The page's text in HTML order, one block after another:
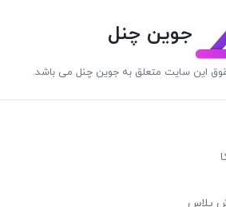
جوین چنل
این سایت متعلق به جوین چنل می باشد.
پلاس